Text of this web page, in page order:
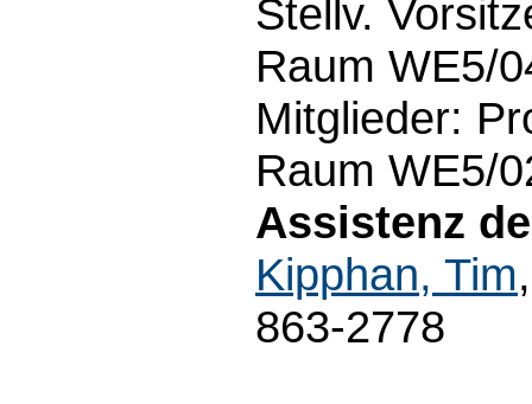
Stellv.
Raum WE5/
Mitglieder:
Raum WE5/
Assistenz
Kipphan, Tim
863-2778